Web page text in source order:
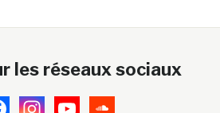
les réseaux sociaux